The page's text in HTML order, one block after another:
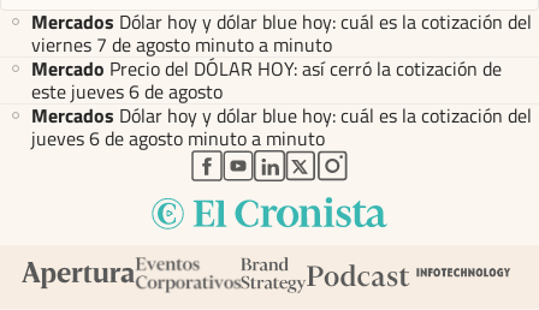
Mercados Dólar hoy y dólar blue hoy: cuál es la cotización del
viernes 7 de agosto minuto a minuto
Mercado Precio del DÓLAR HOY: así cerró la cotización de
este jueves 6 de agosto
Mercados Dólar hoy y dólar blue hoy: cuál es la cotización del
jueves 6 de agosto minuto a minuto
abre en nueva pestaña
abre en nueva pestaña
abre en nueva pestaña
abre en nueva pestaña
abre en nueva pestaña